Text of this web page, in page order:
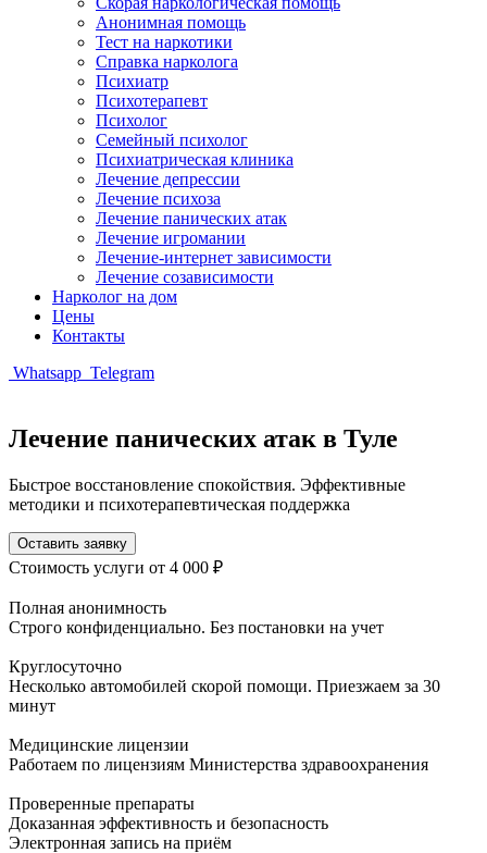
Анонимная помощь
Тест на наркотики
Справка нарколога
Психиатр
Психотерапевт
Психолог
Семейный психолог
Психиатрическая клиника
Лечение депрессии
Лечение психоза
Лечение панических атак
Лечение игромании
Лечение-интернет зависимости
Лечение созависимости
Нарколог на дом
Цены
Контакты
Whatsapp Telegram
Лечение панических атак в Туле
Быстрое восстановление спокойствия. Эффективные
методики и психотерапевтическая поддержка
Оставить заявку
Стоимость услуги от 4 000 ₽
Полная анонимность
Строго конфиденциально. Без постановки на учет
Круглосуточно
Несколько автомобилей скорой помощи. Приезжаем за 30
минут
Медицинские лицензии
Работаем по лицензиям Министерства здравоохранения
Проверенные препараты
Доказанная эффективность и безопасность
Электронная запись на приём